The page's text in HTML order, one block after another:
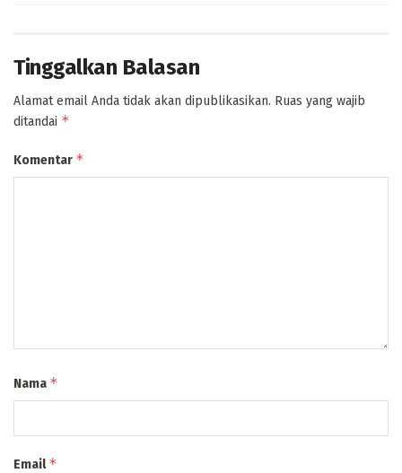
Tinggalkan Balasan
Alamat email Anda tidak akan dipublikasikan. Ruas yang wajib
ditandai *
Komentar *
Nama *
Email*